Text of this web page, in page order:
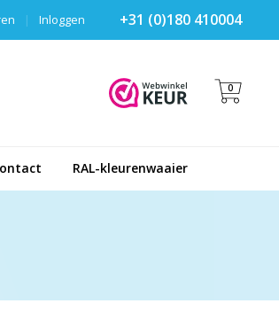
+31 (0)180 410004
Inloggen
|
0
RAL-kleurenwaaier